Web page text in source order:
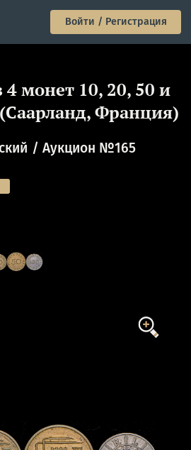
Войти / Регистрация
монет 10, 20, 50 и
Франция)
Аукцион №165